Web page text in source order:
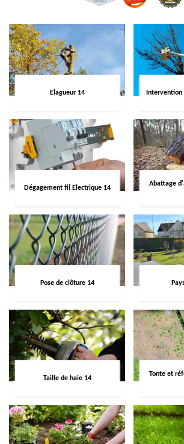
Elagueur 14
Dégagement fil Electrique 14
Abattage
Pose de clôture 14
Taille de haie 14
Tonte et